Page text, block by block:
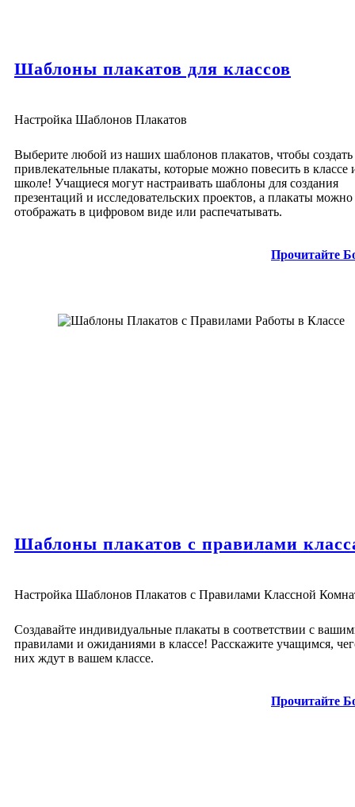
Шаблоны плакатов для классов
Настройка Шаблонов Плакатов
Выберите любой из наших шаблонов плакатов, чтобы создать
привлекательные плакаты, которые можно повесить в классе
школе! Учащиеся могут настраивать шаблоны для создания
презентаций и исследовательских проектов, а плакаты можно
отображать в цифровом виде или распечатывать.
Прочитайте
Шаблоны плакатов с правилами
Настройка Шаблонов Плакатов с Правилами Классной
Создавайте индивидуальные плакаты в соответствии с
правилами и ожиданиями в классе! Расскажите учащимся,
них ждут в вашем классе.
Прочитайте